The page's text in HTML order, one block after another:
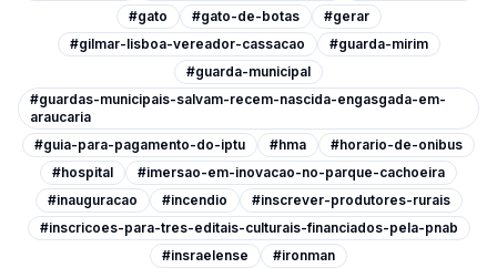
#gato
#gato-de-botas
#gerar
#gilmar-lisboa-vereador-cassacao
#guarda-mirim
#guarda-municipal
#guardas-municipais-salvam-recem-nascida-engasgada-em-
araucaria
#guia-para-pagamento-do-iptu
#hma
#horario-de-onibus
#hospital
#imersao-em-inovacao-no-parque-cachoeira
#inauguracao
#incendio
#inscrever-produtores-rurais
#inscricoes-para-tres-editais-culturais-financiados-pela-pnab
#insraelense
#ironman